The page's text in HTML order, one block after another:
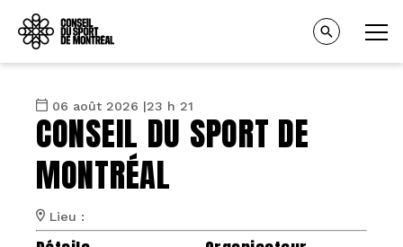
06 août 2026 |23 h 21
CONSEIL DU SPORT DE
MONTRÉAL
Lieu :